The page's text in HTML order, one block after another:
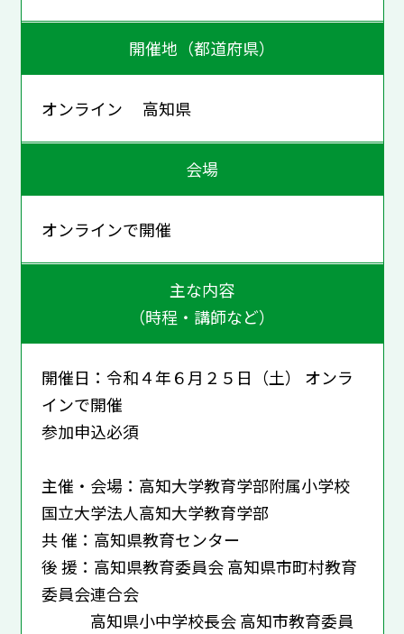
開催地（都道府県）
オンライン 高知県
会場
オンラインで開催
主な内容
（時程・講師など）
開催日：令和４年６月２５日（土） オンラ
インで開催
参加申込必須
主催・会場：高知大学教育学部附属小学校
国立大学法人高知大学教育学部
共 催：高知県教育センター
後 援：高知県教育委員会 高知県市町村教育
委員会連合会
高知県小中学校長会 高知市教育委員